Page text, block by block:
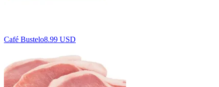
Café Bustelo8.99 USD